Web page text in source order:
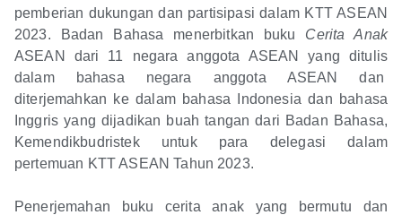
pemberian dukungan dan partisipasi dalam KTT ASEAN
2023. Badan Bahasa menerbitkan buku Cerita Anak
ASEAN dari 11 negara anggota ASEAN yang ditulis
dalam bahasa negara anggota ASEAN dan
diterjemahkan ke dalam bahasa Indonesia dan bahasa
Inggris yang dijadikan buah tangan dari Badan Bahasa,
Kemendikbudristek untuk para delegasi dalam
pertemuan KTT ASEAN Tahun 2023.
Penerjemahan buku cerita anak yang bermutu dan